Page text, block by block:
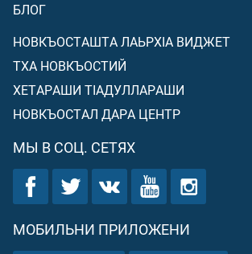
БЛОГ
НОВКЪОСТАШТА ЛАЬРХIА ВИДЖЕТ
ТХА НОВКЪОСТИЙ
ХЕТАРАШИ ТIАДУЛЛАРАШИ
НОВКЪОСТАЛ ДАРА ЦЕНТР
МЫ В СОЦ. СЕТЯХ
МОБИЛЬНИ ПРИЛОЖЕНИ